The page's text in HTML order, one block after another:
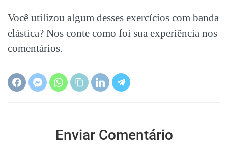
Você utilizou algum desses exercícios com banda
elástica? Nos conte como foi sua experiência nos
comentários.
Enviar Comentário